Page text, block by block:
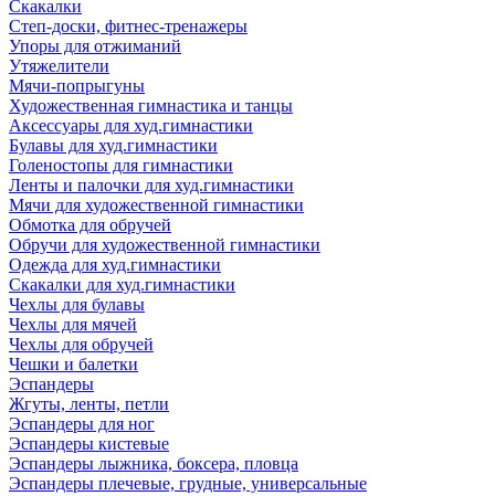
Скакалки
Степ-доски, фитнес-тренажеры
Упоры для отжиманий
Утяжелители
Мячи-попрыгуны
Художественная гимнастика и танцы
Аксессуары для худ.гимнастики
Булавы для худ.гимнастики
Голеностопы для гимнастики
Ленты и палочки для худ.гимнастики
Мячи для художественной гимнастики
Обмотка для обручей
Обручи для художественной гимнастики
Одежда для худ.гимнастики
Скакалки для худ.гимнастики
Чехлы для булавы
Чехлы для мячей
Чехлы для обручей
Чешки и балетки
Эспандеры
Жгуты, ленты, петли
Эспандеры для ног
Эспандеры кистевые
Эспандеры лыжника, боксера, пловца
Эспандеры плечевые, грудные, универсальные